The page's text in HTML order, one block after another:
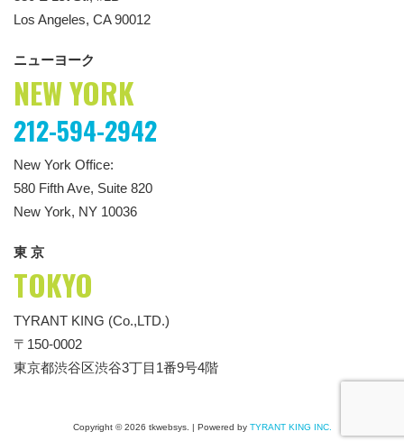
Los Angeles, CA 90012
ニューヨーク
NEW YORK
212-594-2942
New York Office:
580 Fifth Ave, Suite 820
New York, NY 10036
東 京
TOKYO
TYRANT KING (Co.,LTD.)
〒150-0002
東京都渋谷区渋谷3丁目1番9号4階
Copyright © 2026 tkwebsys. | Powered by TYRANT KING INC.